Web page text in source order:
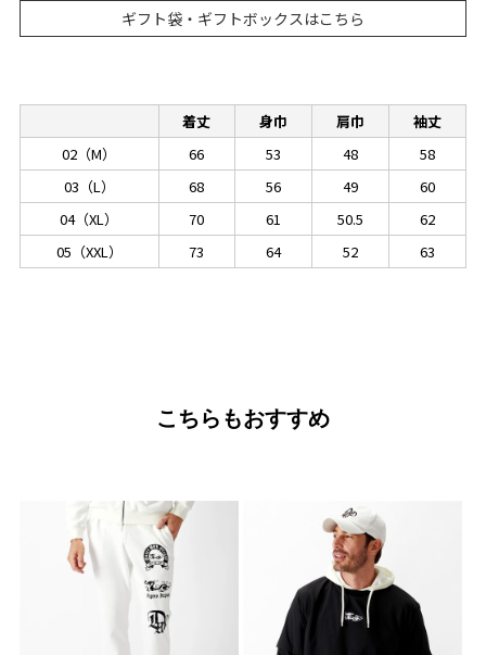
ギフト袋・ギフトボックスはこちら
着丈 身巾 肩巾
袖丈
02（M）
66 53 48
58
03（L）
68 56 49
60
04（XL）
70 61 50.5
62
05（XXL）
73 64 52 63
こちらもおすすめ